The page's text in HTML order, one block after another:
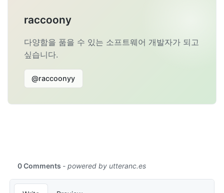
raccoony
다양함을 품을 수 있는 소프트웨어 개발자가 되고
싶습니다.
@raccoonyy